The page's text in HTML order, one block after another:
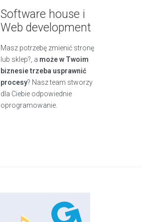
Software house i
Web development
Masz potrzebę zmienić stronę
lub sklep?, a może w Twoim
biznesie trzeba usprawnić
procesy? Nasz team stworzy
dla Ciebie odpowiednie
oprogramowanie.